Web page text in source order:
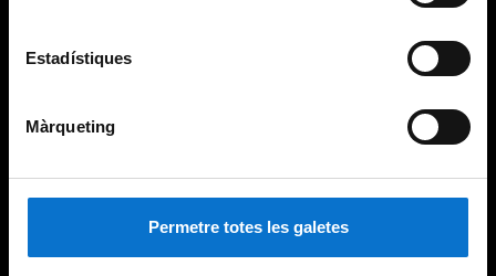
Estadístiques
Màrqueting
Permetre totes les galetes